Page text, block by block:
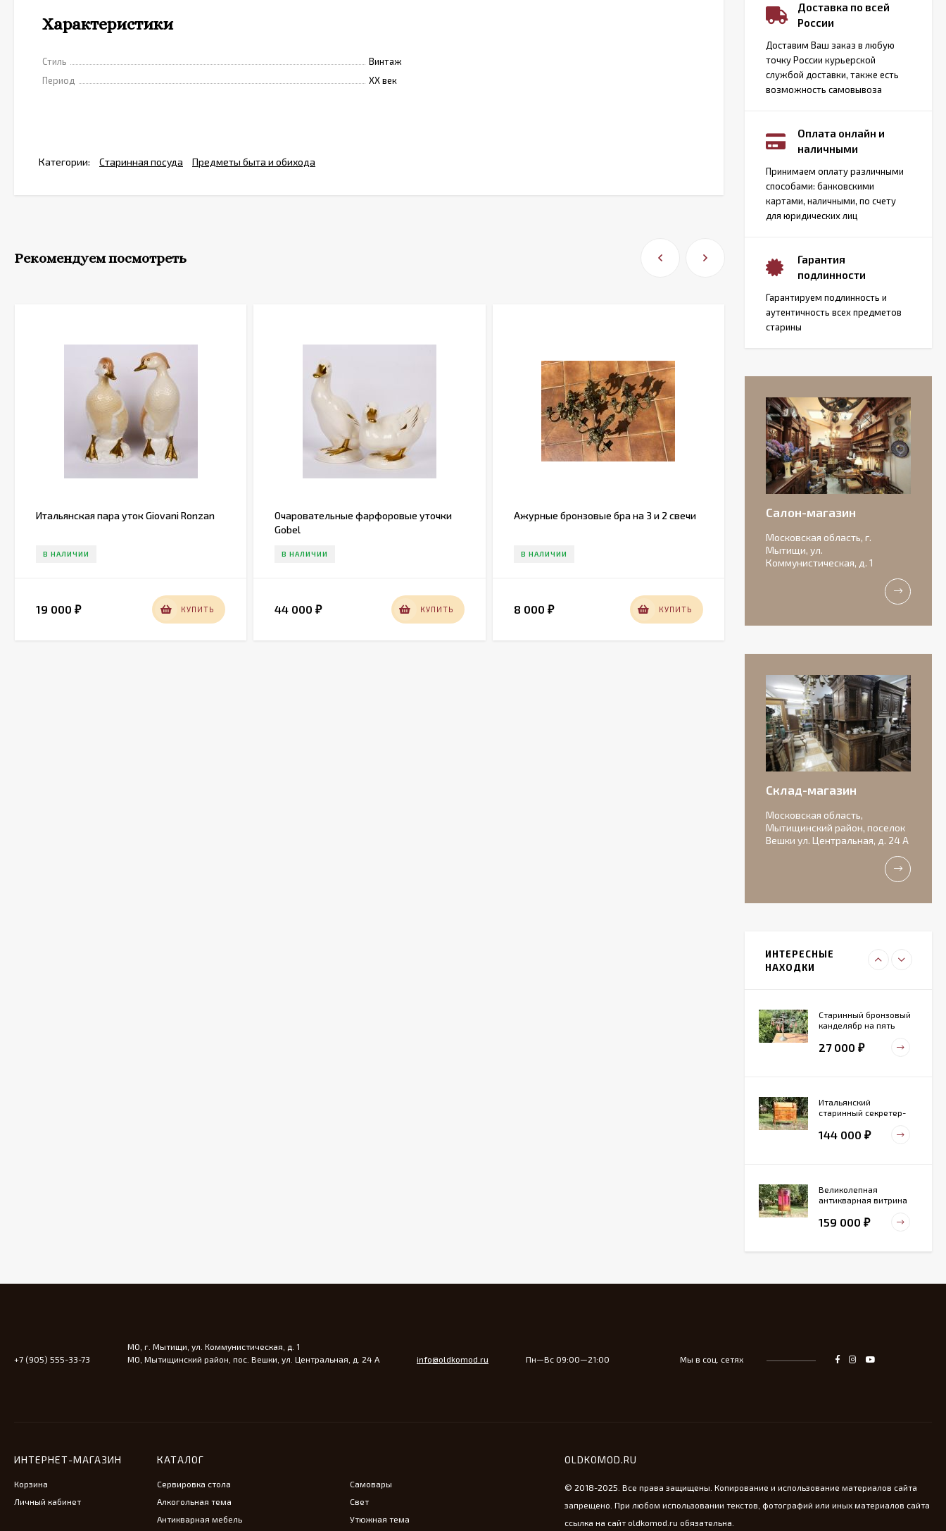
Характеристики
Стиль
Винтаж
Период
XX век
Категории: Старинная посуда Предметы быта и обихода
Рекомендуем посмотреть
Итальянская пара уток Giovani Ronzan
В НАЛИЧИИ
19 000 ₽ КУПИТЬ
Очаровательные фарфоровые уточки
Gobel
В НАЛИЧИИ
44 000₽ КУПИТЬ
Ажурные бронзовые бра на 3 и 2 свечи
В НАЛИЧИИ
8 000 ₽ КУПИТЬ
Французский набор ножей с
В НАЛИЧИИ
Доставка по всей
России
Доставим Ваш заказ в любую
точку России курьерской
службой доставки, также есть
возможность самовывоза
Оплата онлайн и
наличными
Принимаем оплату различными
способами: банковскими
картами, наличными, по счету
для юридических лиц
Гарантия
подлинности
Гарантируем подлинность и
аутентичность всех предметов
старины
Салон-магазин
Московская область, г.
Мытищи, ул.
Коммунистическая, д. 1
Склад-магазин
Московская область,
Мытищинский район, поселок
Вешки ул. Центральная, д. 24 А
ИНТЕРЕСНЫЕ
НАХОДКИ
Антикварная
бисквитная
композиция с
156 000
Очаровательные
Идеальное состояние.
фарфоровый
светильник
27 000
Старинный бронзовый
канделябр на пять
27 000 ₽
Итальянский
старинный секретер-
144 000 ₽
Великолепная
антикварная витрина
159 000 ₽
Тарелка для
13 800₽
+7 (905) 555-33-73
МО, г. Мытищи, ул. Коммунистическая, д. 1
МО, Мытищинский район, пос. Вешки, ул. Центральная, д. 24 А
info@oldkomod.ru Пн—Вс 09:00—21:00 Мы в соц. сетях
ИНТЕРНЕТ-МАГАЗИН
Корзина
Личный кабинет
КАТАЛОГ
Сервировка стола
Алкогольная тема
Антикварная мебель
Самовары
Свет
Утюжная тема
OLDKOMOD.RU
© 2018-2025. Все права защищены. Копирование и использование материалов сайта
запрещено. При любом использовании текстов, фотографий или иных материалов сайта
ссылка на сайт oldkomod.ru обязательна.